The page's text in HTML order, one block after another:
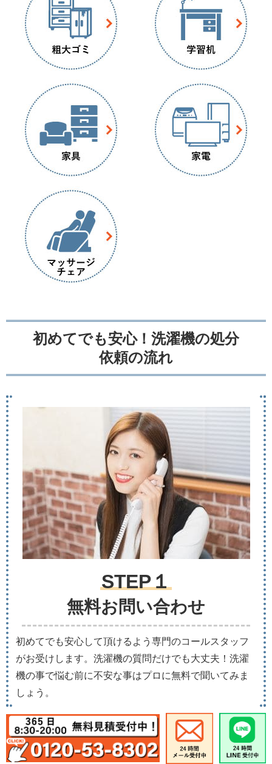
初めてでも安心！洗濯機の処分
依頼の流れ
STEP１
無料お問い合わせ
初めてでも安心して頂けるよう専門のコールスタッフ
がお受けします。洗濯機の質問だけでも大丈夫！洗濯
機の事で悩む前に不安な事はプロに無料で聞いてみま
しょう。